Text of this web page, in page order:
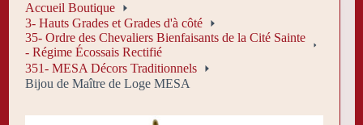
Accueil Boutique
3- Hauts Grades et Grades d'à côté
35- Ordre des Chevaliers Bienfaisants de la Cité Sainte
- Régime Écossais Rectifié
351- MESA Décors Traditionnels
Bijou de Maître de Loge MESA